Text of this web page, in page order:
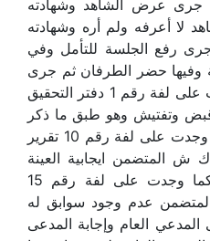
جرى عرض الشاهد وشهادته
لا أعرفه ولم أره وشهادته
رفع الجلسة للتأمل وفي
وفيها حضر الطرفان ثم جرى
الاطلاع على المعاملة فوجدت على لفة رقم 1 دفتر التحقيق
وقبض وتفتيش وهو طبق ما ذكر
المدعي العام في دعواه كما وجدت على لفة رقم 10 تقرير
كيماوي شرعي رقم 3241 ك ش المتضمن ايجابية العينة
المرسلة للحشيش المخدر كما وجدت على لفة رقم 15
عدم وجود سوابق له
العام وإجابة المدعى